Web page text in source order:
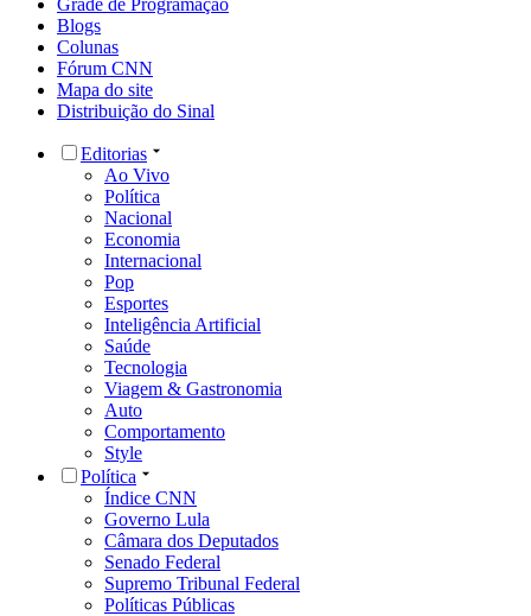
Blogs
Colunas
Fórum CNN
Mapa do site
Distribuição do Sinal
Editorias
Ao Vivo
Política
Nacional
Economia
Internacional
Pop
Esportes
Inteligência Artificial
Saúde
Tecnologia
Viagem & Gastronomia
Auto
Comportamento
Style
Política
Índice CNN
Governo Lula
Câmara dos Deputados
Senado Federal
Supremo Tribunal Federal
Políticas Públicas